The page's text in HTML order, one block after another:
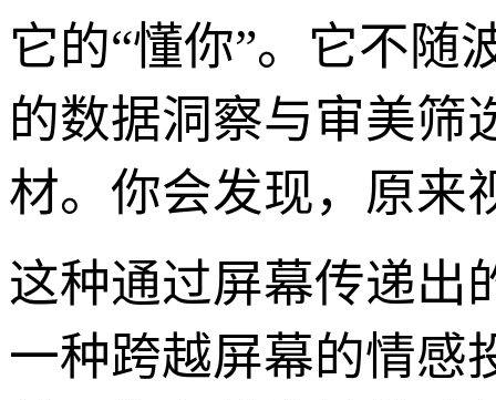
它的“懂你”。它不随
的数据洞察与审美筛
材。你会发现，原来
这种通过屏幕传递出
一种跨越屏幕的情感